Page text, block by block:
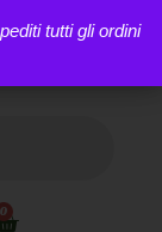
tutti gli ordini
E
0